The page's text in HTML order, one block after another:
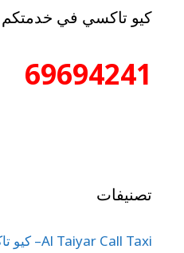
كيو تاكسي في خدمتكم
69694241
تصنيفات
Al Taiyar Call Taxi– كيو تاكسي